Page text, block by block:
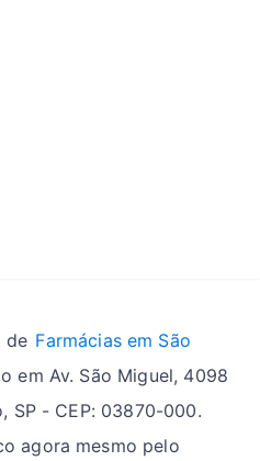
de Farmácias em São
em Av. São Miguel, 4098
SP - CEP: 03870-000.
agora mesmo pelo